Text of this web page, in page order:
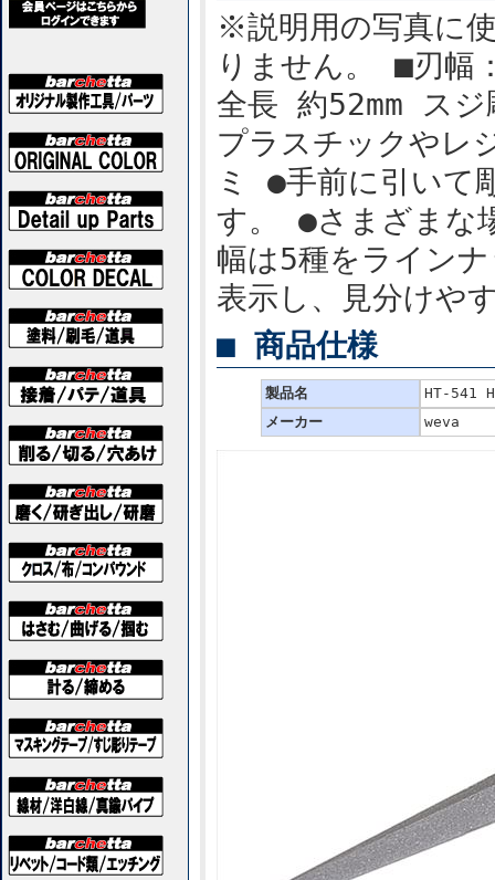
※説明用の写真に
りません。 ■刃幅
全長 約52mm ス
プラスチックやレ
ミ ●手前に引いて
す。 ●さまざまな
幅は5種をライン
表示し、見分けや
■ 商品仕様
製品名
HT-541
メーカー
weva